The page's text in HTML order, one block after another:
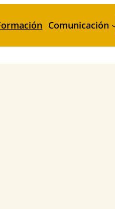
Comunicación